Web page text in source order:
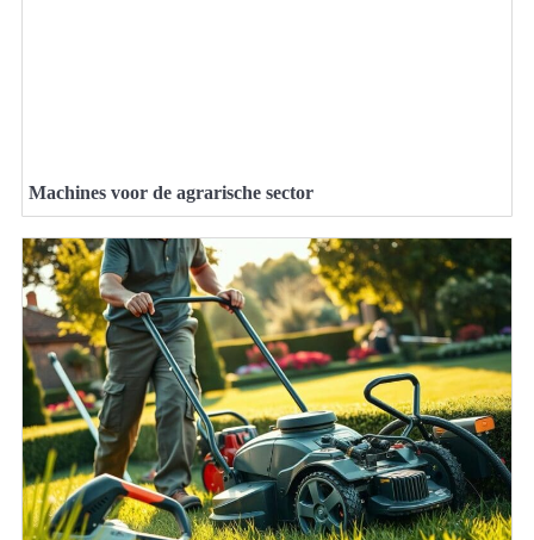
Machines voor de agrarische sector